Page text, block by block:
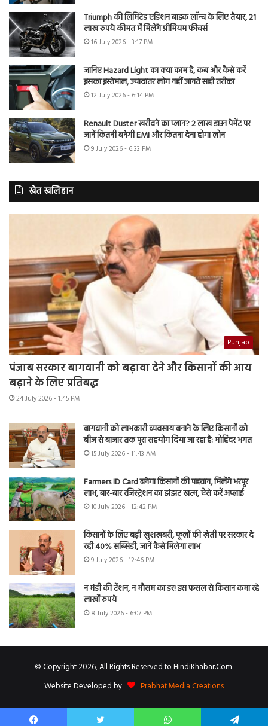
Triumph की लिमिटेड एडिशन बाइक लॉन्च के लिए तैयार, 21
लाख रुपये कीमत में मिलेंगे प्रीमियम फीचर्स
16 July 2026 - 3:17 PM
जानिए Hazard Light का क्या काम है, कब और कैसे करें
इसका इस्तेमाल, ज्यादातर लोग नहीं जानते सही तरीका
12 July 2026 - 6:14 PM
Renault Duster खरीदने का प्लान? 2 लाख डाउन पेमेंट पर
जानें कितनी बनेगी EMI और कितना देना होगा लोन
9 July 2026 - 6:33 PM
खेत खलिहान
Punjab
पंजाब सरकार बागवानी को बढ़ावा देने और किसानों की आय
बढ़ाने के लिए प्रतिबद्ध
24 July 2026 - 1:45 PM
बागवानी को लाभकारी व्यवसाय बनाने के लिए किसानों को
बीज से बाजार तक पूरा सहयोग दिया जा रहा है: मोहिंदर भगत
15 July 2026 - 11:43 AM
Farmers ID Card बनेगा किसानों की पहचान, मिलेंगे भरपूर
लाभ, बार-बार रजिस्ट्रेशन का झंझट खत्म, ऐसे करें अप्लाई
10 July 2026 - 12:42 PM
किसानों के लिए बड़ी खुशखबरी, फूलों की खेती पर सरकार दे
रही 40% सब्सिडी, जानें कैसे मिलेगा लाभ
9 July 2026 - 12:46 PM
न मंडी की टेंशन, न मौसम का डर! इस फसल से किसान कमा रहे
लाखों रुपये
8 July 2026 - 6:07 PM
© Copyright 2026, All Rights Reserved to HindiKhabar.Com
Website Developed by
Prabhat Media Creations